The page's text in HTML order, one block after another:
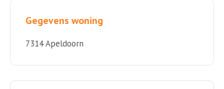
Gegevens woning
7314 Apeldoorn